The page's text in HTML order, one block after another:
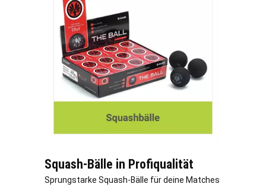
Squash-Bälle in Profiqualität
Sprungstarke Squash-Bälle für deine Matches